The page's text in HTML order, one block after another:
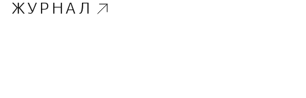
ЖУРНАЛ